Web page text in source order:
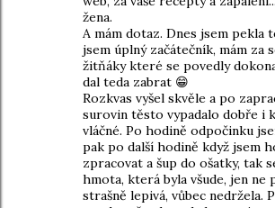
žena.
A mám dotaz. Dnes jsem pekla
jsem úplný začátečník, mám za
žitňáky které se povedly
dal teda zabrat 😁
Rozkvas vyšel skvěle a po
surovin těsto vypadalo dobře i
vláčné. Po hodině odpočinku
pak po další hodině když jsem
zpracovat a šup do ošatky, tak
hmota, která byla všude, jen ne
strašně lepivá, vůbec nedržela.